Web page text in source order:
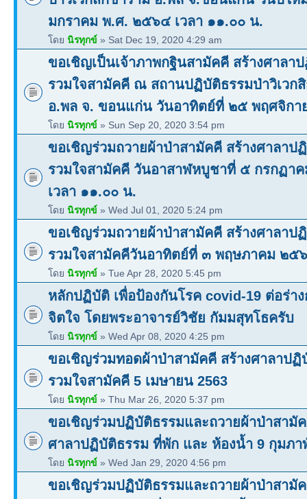
มกราคม พ.ศ. ๒๕๖๔ เวลา ๑๑.๐๐ น.
โดย นิรทุกข์ » Sat Dec 19, 2020 4:29 am
ขอเชิญเป็นเจ้าภาพกฐินสามัคคี สร้างศาลา
รวมใจสามัคคี ณ สถานปฏิบัติธรรมป่าวิเวก
อ.พล จ. ขอนแก่น วันอาทิตย์ที่ ๒๕ พฤศจิก
โดย นิรทุกข์ » Sun Sep 20, 2020 3:54 pm
ขอเชิญร่วมถวายผ้าป่าสามัคคี สร้างศาลาป
รวมใจสามัคคี วันอาสาฬหบูชาที่ ๕ กรกฏา
เวลา ๑๑.๐๐ น.
โดย นิรทุกข์ » Wed Jul 01, 2020 5:24 pm
ขอเชิญร่วมถวายผ้าป่าสามัคคี สร้างศาลาป
รวมใจสามัคคีวันอาทิตย์ที่ ๓ พฤษภาคม ๒๕
โดย นิรทุกข์ » Tue Apr 28, 2020 5:45 pm
หลักปฏิบัติ เพื่อป้องกันโรค covid-19 ต่อร่า
จิตใจ โดยพระอาจารย์วิชัย กัมมสุทโธครับ
โดย นิรทุกข์ » Wed Apr 08, 2020 4:25 pm
ขอเชิญร่วมทอดผ้าป่าสามัคคี สร้างศาลาปฏิ
รวมใจสามัคคี 5 เมษายน 2563
โดย นิรทุกข์ » Thu Mar 26, 2020 5:37 pm
ขอเชิญร่วมปฏิบัติธรรมและถวายผ้าป่าสามั
ศาลาปฏิบัติธรรม ที่พัก และ ห้องน้ำ 9 กุมภา
โดย นิรทุกข์ » Wed Jan 29, 2020 4:56 pm
ขอเชิญร่วมปฏิบัติธรรมและถวายผ้าป่าสามั